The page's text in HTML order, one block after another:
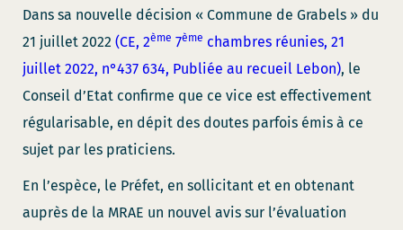
Dans sa nouvelle décision « Commune de Grabels » du
21 juillet 2022 (CE, 2ème 7ème chambres réunies, 21
juillet 2022, n°437 634, Publiée au recueil Lebon), le
Conseil d’Etat confirme que ce vice est effectivement
régularisable, en dépit des doutes parfois émis à ce
sujet par les praticiens.
En l’espèce, le Préfet, en sollicitant et en obtenant
auprès de la MRAE un nouvel avis sur l’évaluation